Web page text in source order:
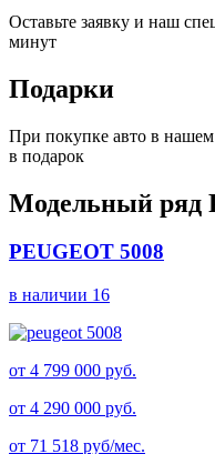
Оставьте заявку и наш
минут
Подарки
При покупке авто в
в подарок
Модельный ряд
PEUGEOT 5008
в наличии 16
от 4 799 000 руб.
от 4 290 000 руб.
от 71 518 руб/мес.